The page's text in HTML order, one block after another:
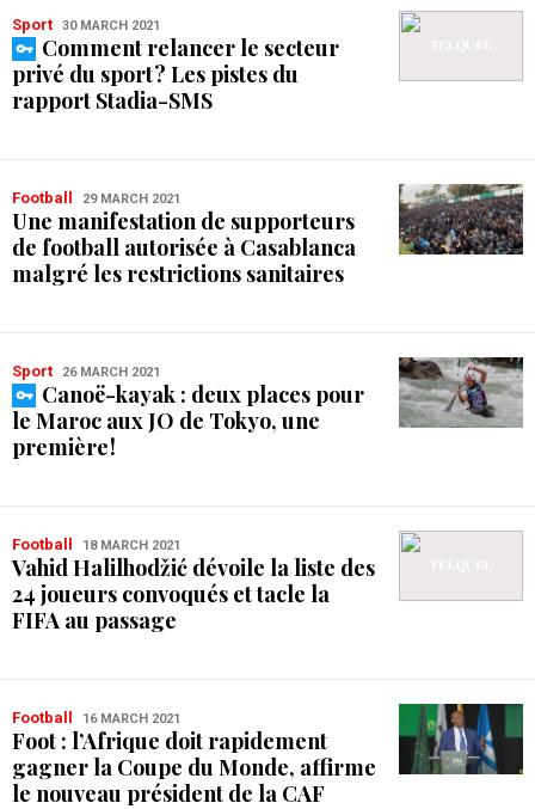
Sport 30 MARCH 2021
Comment relancer le secteur
privé du sport ? Les pistes du
rapport Stadia-SMS
Football 29 MARCH 2021
Une manifestation de supporteurs
de football autorisée à Casablanca
malgré les restrictions sanitaires
Sport 26 MARCH 2021
Canoë-kayak : deux places pour
le Maroc aux JO de Tokyo, une
première !
Football 18 MARCH 2021
Vahid Halilhodžić dévoile la liste des
24 joueurs convoqués et tacle la
FIFA au passage
Football 16 MARCH 2021
Foot : l’Afrique doit rapidement
gagner la Coupe du Monde, affirme
le nouveau président de la CAF